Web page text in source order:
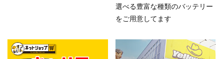
選べる豊富な種類のバッテリー
をご用意してます